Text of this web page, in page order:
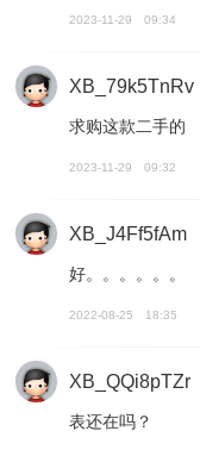
2023-11-29 09:34
XB_79k5TnRv
求购这款二手的
2023-11-29 09:32
XB_J4Ff5fAm
好。。。。。。
2022-08-25 18:35
XB_QQi8pTZr
表还在吗？